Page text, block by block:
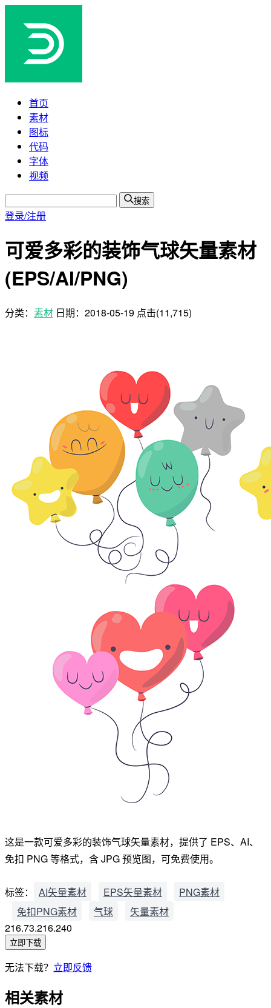
首页
素材
图标
代码
字体
视频
搜索
登录/注册
可爱多彩的装饰气球矢量素材
(EPS/AI/PNG)
分类： 素材 日期： 2018-05-19 点击(11,715)
这是一款可爱多彩的装饰气球矢量素材，提供了 EPS、AI、
免扣 PNG 等格式，含 JPG 预览图，可免费使用。
标签： AI矢量素材 EPS矢量素材
PNG素材
免扣PNG素材
气球
矢量素材
216.73.216.240
立即下载
无法下载？ 立即反馈
相关素材